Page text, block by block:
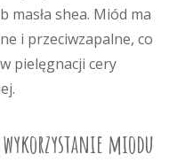
shea. Miód ma
i przeciwzapalne, co
pielęgnacji cery
wykorzystanie miodu